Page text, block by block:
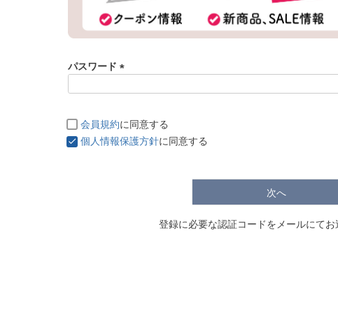
パスワード
)
会員規約に同意する
個人情報保護方針に同意する
次へ
登録に必要な認証コードをメールにてお